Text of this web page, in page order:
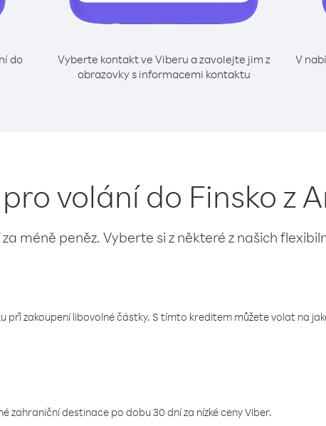
do
Vyberte kontakt ve Viberu a zavolejte jim z
obrazovky s informacemi kontaktu
V
volání do Finsko z
méně peněz. Vyberte si z některé z našich
při zakoupení libovolné částky. S tímto kreditem můžete volat na
zahraniční destinace po dobu 30 dní za nízké ceny Viber.